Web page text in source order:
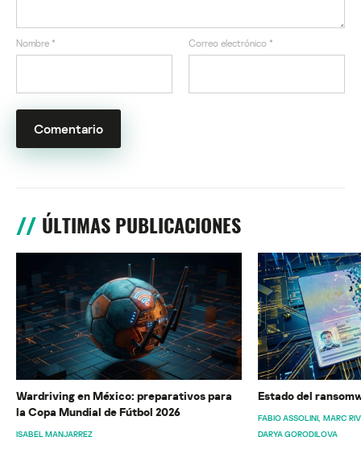
Nombre * Correo electrónico *
ÚLTIMAS PUBLICACIONES
Wardriving en México: preparativos para
la Copa Mundial de Fútbol 2026
ISABEL MANJARREZ
Estado del
FABIO ASSOLINI MARC
DARYA GORODILOVA